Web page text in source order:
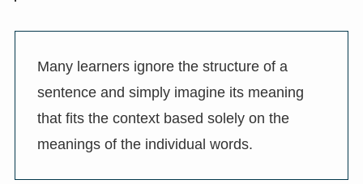
Many learners ignore the structure of a
sentence and simply imagine its meaning
that fits the context based solely on the
meanings of the individual words.